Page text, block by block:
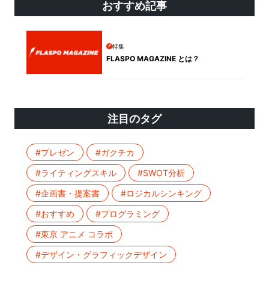
おすすめ記事
特集
FLASPO MAGAZINE とは？
注目のタグ
#プレゼン
#ガクチカ
#ライティングスキル
#SWOT分析
#企画書・提案書
#ロジカルシンキング
#おすすめ
#プログラミング
#東京 アニメ コラボ
#デザイン・グラフィックデザイン